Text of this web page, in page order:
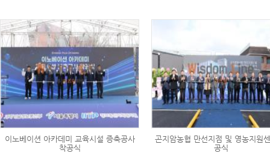
이노베이션 아카데미 교육시설 증축공사
착공식
곤지암농협 만선지점 및 영농지원
공식